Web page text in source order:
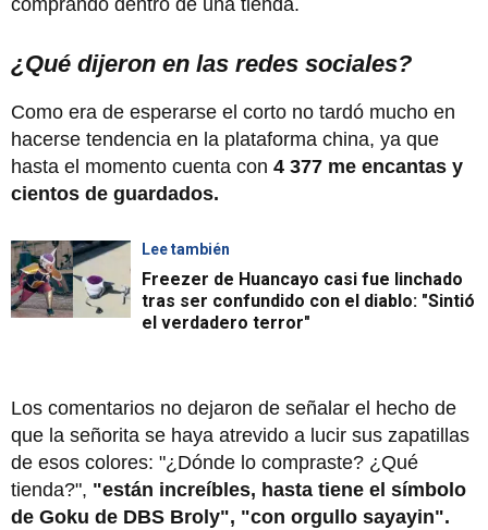
comprando dentro de una tienda.
¿Qué dijeron en las redes sociales?
Como era de esperarse el corto no tardó mucho en
hacerse tendencia en la plataforma china, ya que
hasta el momento cuenta con 4 377 me encantas y
cientos de guardados.
Lee también
Freezer de Huancayo casi fue linchado
tras ser confundido con el diablo: "Sintió
el verdadero terror"
Los comentarios no dejaron de señalar el hecho de
que la señorita se haya atrevido a lucir sus zapatillas
de esos colores: "¿Dónde lo compraste? ¿Qué
tienda?", "están increíbles, hasta tiene el símbolo
de Goku de DBS Broly", "con orgullo sayayin".